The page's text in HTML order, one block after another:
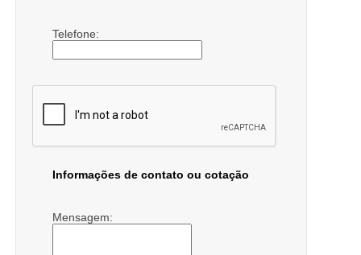
Telefone:
Informações de contato ou cotação
Mensagem: